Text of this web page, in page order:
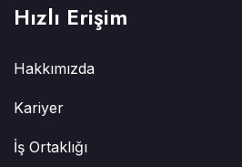
Hızlı Erişim
Hakkımızda
Kariyer
İş Ortaklığı